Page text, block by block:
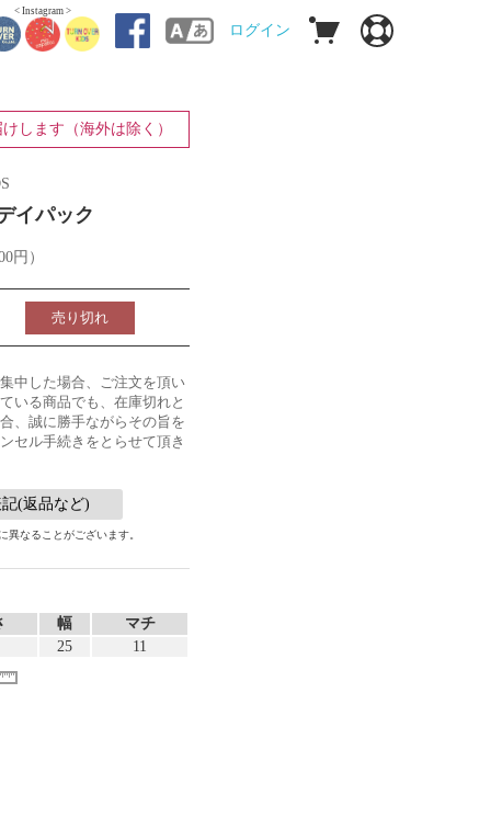
< Instagram >
ログイン
します（海外は除く）
イパック
円）
売り切れ
中した場合、ご注文を頂い
いる商品でも、在庫切れと
、誠に勝手ながらその旨を
セル手続きをとらせて頂き
(返品など)
なることがございます。
幅
マチ
25
11